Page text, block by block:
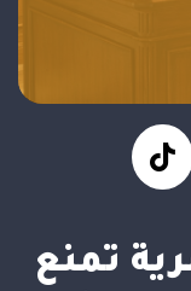
fa
youtube-
تمنع